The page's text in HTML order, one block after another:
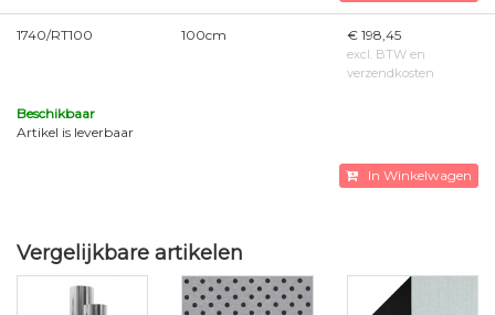
1740/RT100 100cm € 198,45
excl. BTW en
verzendkosten
Beschikbaar
Artikel is leverbaar
In Winkelwagen
Vergelijkbare artikelen